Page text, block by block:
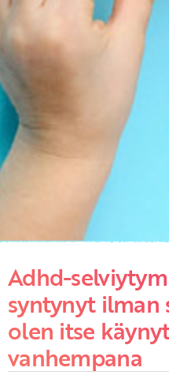
Adhd-
syntynyt ilman
olen itse
vanhempana